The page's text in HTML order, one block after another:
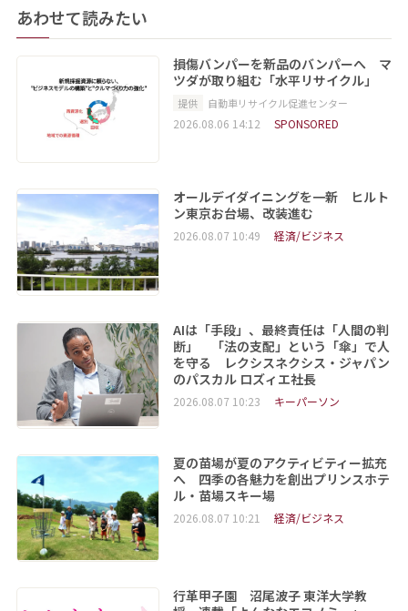
あわせて読みたい
損傷バンパーを新品のバンパーへ マ
ツダが取り組む「水平リサイクル」
提供 自動車リサイクル促進センター
2026.08.06 14:12 SPONSORED
オールデイダイニングを一新 ヒルト
ン東京お台場、改装進む
2026.08.07 10:49 経済/ビジネス
AIは「手段」、最終責任は「人間の判
断」 「法の支配」という「傘」で人
を守る レクシスネクシス・ジャパン
のパスカル ロズィエ社長
2026.08.07 10:23 キーパーソン
夏の苗場が夏のアクティビティー拡充
へ 四季の各魅力を創出プリンスホテ
ル・苗場スキー場
2026.08.07 10:21 経済/ビジネス
行革甲子園 沼尾波子 東洋大学教